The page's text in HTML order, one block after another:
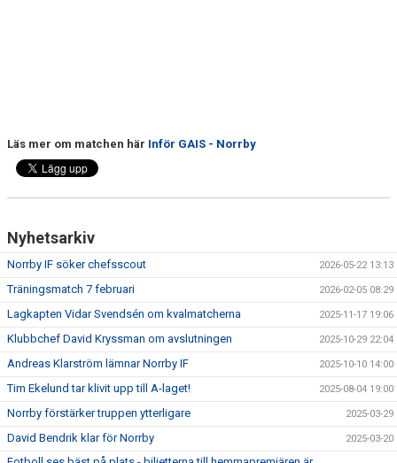
Läs mer om matchen här Inför GAIS - Norrby
Nyhetsarkiv
Norrby IF söker chefsscout 2026-05-22 13:13
Träningsmatch 7 februari 2026-02-05 08:29
Lagkapten Vidar Svendsén om kvalmatcherna 2025-11-17 19:06
Klubbchef David Kryssman om avslutningen 2025-10-29 22:04
Andreas Klarström lämnar Norrby IF 2025-10-10 14:00
Tim Ekelund tar klivit upp till A-laget! 2025-08-04 19:00
Norrby förstärker truppen ytterligare 2025-03-29
David Bendrik klar för Norrby 2025-03-20